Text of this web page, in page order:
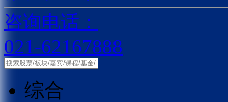
咨询电话：
021-62167888
综合